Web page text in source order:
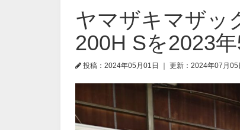
ヤマザキマザッ
200H Sを2023
投稿：2024年05月01日 更新：2024年07月05